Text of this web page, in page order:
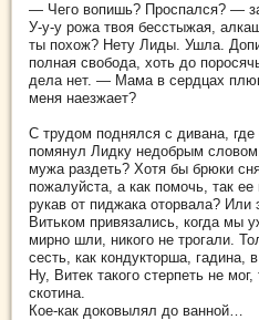
— Чего вопишь? Проспался? —
У-у-у рожа твоя бесстыжая,
ты похож? Нету Лиды. Ушла.
полная свобода, хоть до
дела нет. — Мама в сердцах
меня наезжает?
С трудом поднялся с дивана,
помянул Лидку недобрым
мужа раздеть? Хотя бы брюки
пожалуйста, а как помочь, так
рукав от пиджака оторвала? Или
Витьком привязались, когда мы
мирно шли, никого не трогали.
сесть, как кондукторша, гадина,
Ну, Витек такого стерпеть не
скотина.
Кое-как доковылял до ванной…